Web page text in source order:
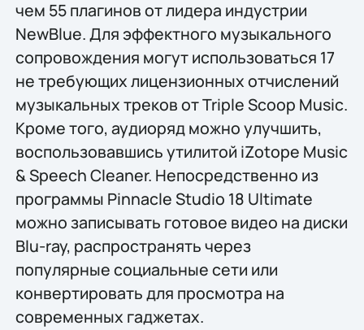
чем 55 плагинов от лидера индустрии
NewBlue. Для эффектного музыкального
сопровождения могут использоваться 17
не требующих лицензионных отчислений
музыкальных треков от Triple Scoop Music.
Кроме того, аудиоряд можно улучшить,
воспользовавшись утилитой iZotope Music
& Speech Cleaner. Непосредственно из
программы Pinnacle Studio 18 Ultimate
можно записывать готовое видео на диски
Blu-ray, распространять через
популярные социальные сети или
конвертировать для просмотра на
современных гаджетах.